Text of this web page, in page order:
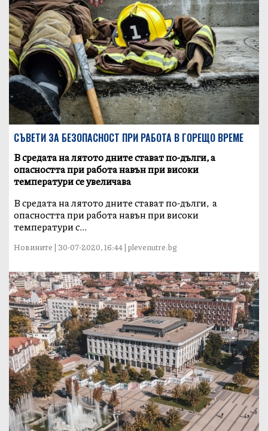
СЪВЕТИ ЗА БЕЗОПАСНОСТ ПРИ РАБОТА В ГОРЕЩО ВРЕМЕ
В средата на лятото дните стават по-дълги, а
опасността при работа навън при високи
температури се увеличава
В средата на лятото дните стават по-дълги, а
опасността при работа навън при високи
температури с...
Новините | 30-07-2020, 16:44 | plevenutre.bg